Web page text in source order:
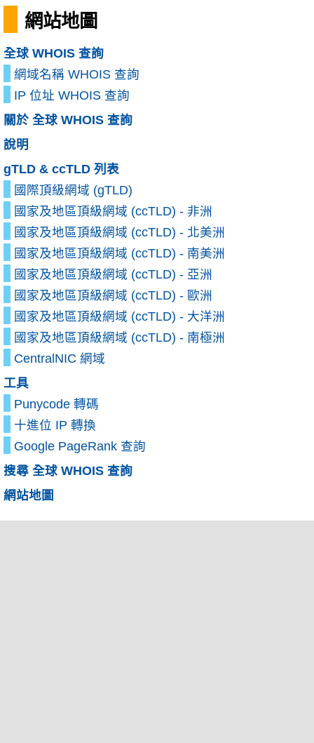
網站地圖
全球 WHOIS 查詢
網域名稱 WHOIS 查詢
IP 位址 WHOIS 查詢
關於 全球 WHOIS 查詢
說明
gTLD & ccTLD 列表
國際頂級網域 (gTLD)
國家及地區頂級網域 (ccTLD) - 非洲
國家及地區頂級網域 (ccTLD) - 北美洲
國家及地區頂級網域 (ccTLD) - 南美洲
國家及地區頂級網域 (ccTLD) - 亞洲
國家及地區頂級網域 (ccTLD) - 歐洲
國家及地區頂級網域 (ccTLD) - 大洋洲
國家及地區頂級網域 (ccTLD) - 南極洲
CentralNIC 網域
工具
Punycode 轉碼
十進位 IP 轉換
Google PageRank 查詢
搜尋 全球 WHOIS 查詢
網站地圖